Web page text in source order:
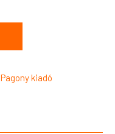
Pagony kiadó